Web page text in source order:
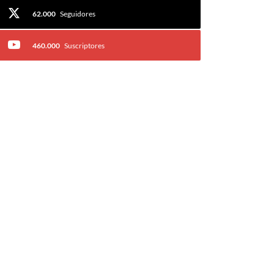
62.000 Seguidores
460.000 Suscriptores